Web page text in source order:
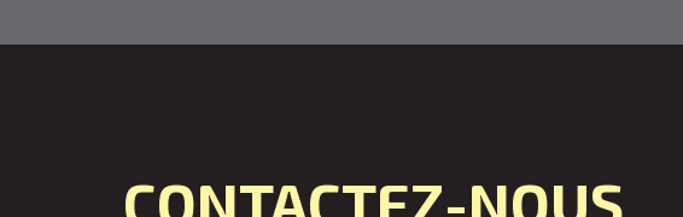
CONTACTEZ-NOUS